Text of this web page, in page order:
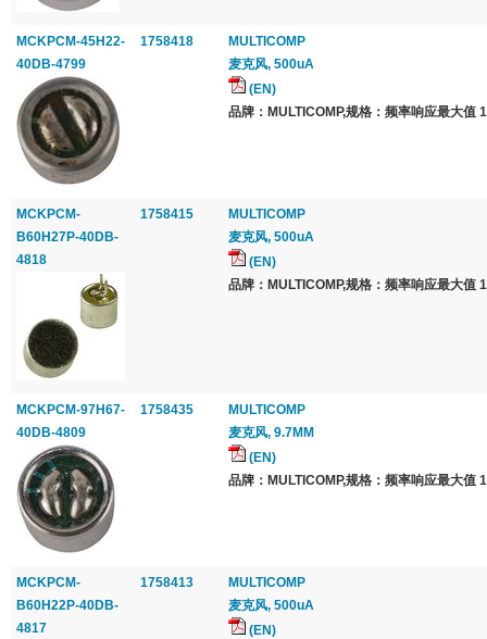
MCKPCM-45H22-
40DB-4799
1758418
MULTICOMP
麦克风, 500uA
(EN)
品牌：MULTICOMP,规格：频率响应最大值
MCKPCM-
B60H27P-40DB-
4818
1758415
MULTICOMP
麦克风, 500uA
(EN)
品牌：MULTICOMP,规格：频率响应最大值
MCKPCM-97H67-
40DB-4809
1758435
MULTICOMP
麦克风, 9.7MM
(EN)
品牌：MULTICOMP,规格：频率响应最大值
MCKPCM-
B60H22P-40DB-
4817
1758413
MULTICOMP
麦克风, 500uA
(EN)